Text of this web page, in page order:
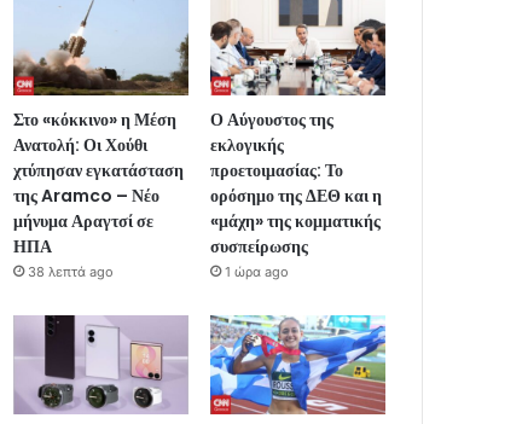
Στο «κόκκινο» η Μέση
Ανατολή: Οι Χούθι
χτύπησαν εγκατάσταση
της Aramco – Νέο
μήνυμα Αραγτσί σε
ΗΠΑ
38 λεπτά ago
Ο Αύγουστος της
εκλογικής
προετοιμασίας: Το
ορόσημο της ΔΕΘ και η
«μάχη» της κομματικής
συσπείρωσης
1 ώρα ago